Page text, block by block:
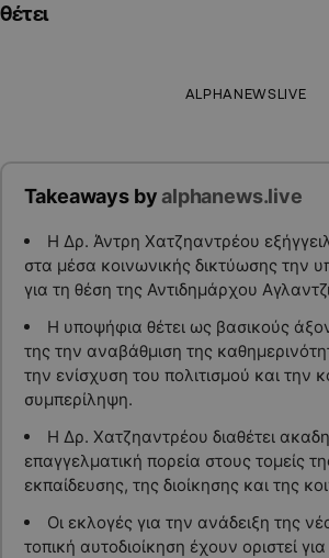
θέτει
ALPHANEWSLIVE
Takeaways byalphanews.live
Η Δρ. Άντρη Χατζηαντρέου
στα μέσα κοινωνικής δικτύωσης την
για τη θέση της Αντιδημάρχου
Η υποψήφια θέτει ως βασικούς
της την αναβάθμιση της
την ενίσχυση του πολιτισμού και την
συμπερίληψη.
Η Δρ. Χατζηαντρέου διαθέτει
επαγγελματική πορεία στους τομείς
εκπαίδευσης, της διοίκησης και της
Οι εκλογές για την ανάδειξη της
τοπική αυτοδιοίκηση έχουν οριστεί για